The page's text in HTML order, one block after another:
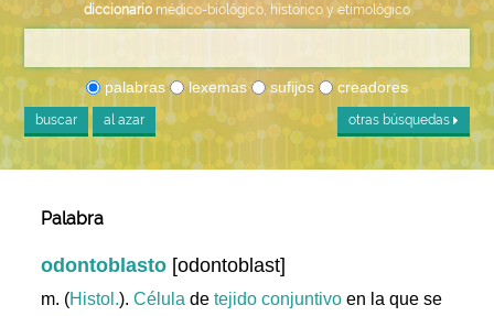
diccionario médico-biológico, histórico y etimológico
palabras lexemas sufijos creadores
buscar al azar otras búsquedas
Palabra
odontoblasto [odontoblast]
m. (Histol.).Célula detejido conjuntivo en la que se